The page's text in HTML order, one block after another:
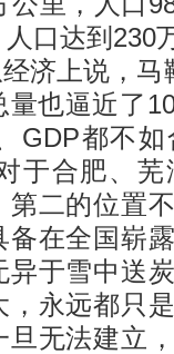
口达到230
济上说，
也逼近了
GDP都不
于合肥、
二的位置
在全国崭
于雪中送
永远都只
无法建立